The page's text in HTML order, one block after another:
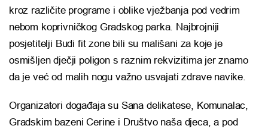
kroz različite programe i oblike vježbanja pod vedrim
nebom koprivničkog Gradskog parka. Najbrojniji
posjetitelji Budi fit zone bili su mališani za koje je
osmišljen dječji poligon s raznim rekvizitima jer znamo
da je već od malih nogu važno usvajati zdrave navike.
Organizatori događaja su Sana delikatese, Komunalac,
Gradskim bazeni Cerine i Društvo naša djeca, a pod